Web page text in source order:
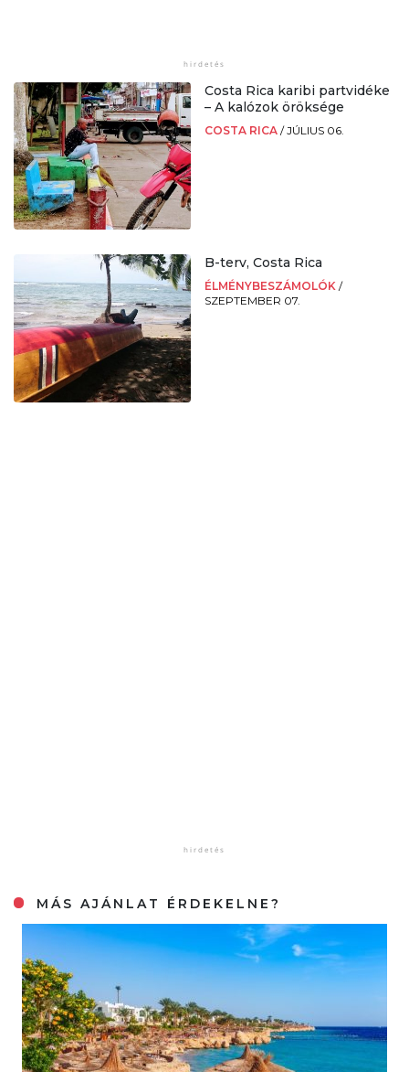
Costa Rica karibi partvidéke
– A kalózok öröksége
COSTA RICA /JÚLIUS 06.
B-terv, Costa Rica
ÉLMÉNYBESZÁMOLÓK /
SZEPTEMBER 07.
MÁS AJÁNLAT ÉRDEKELNE?